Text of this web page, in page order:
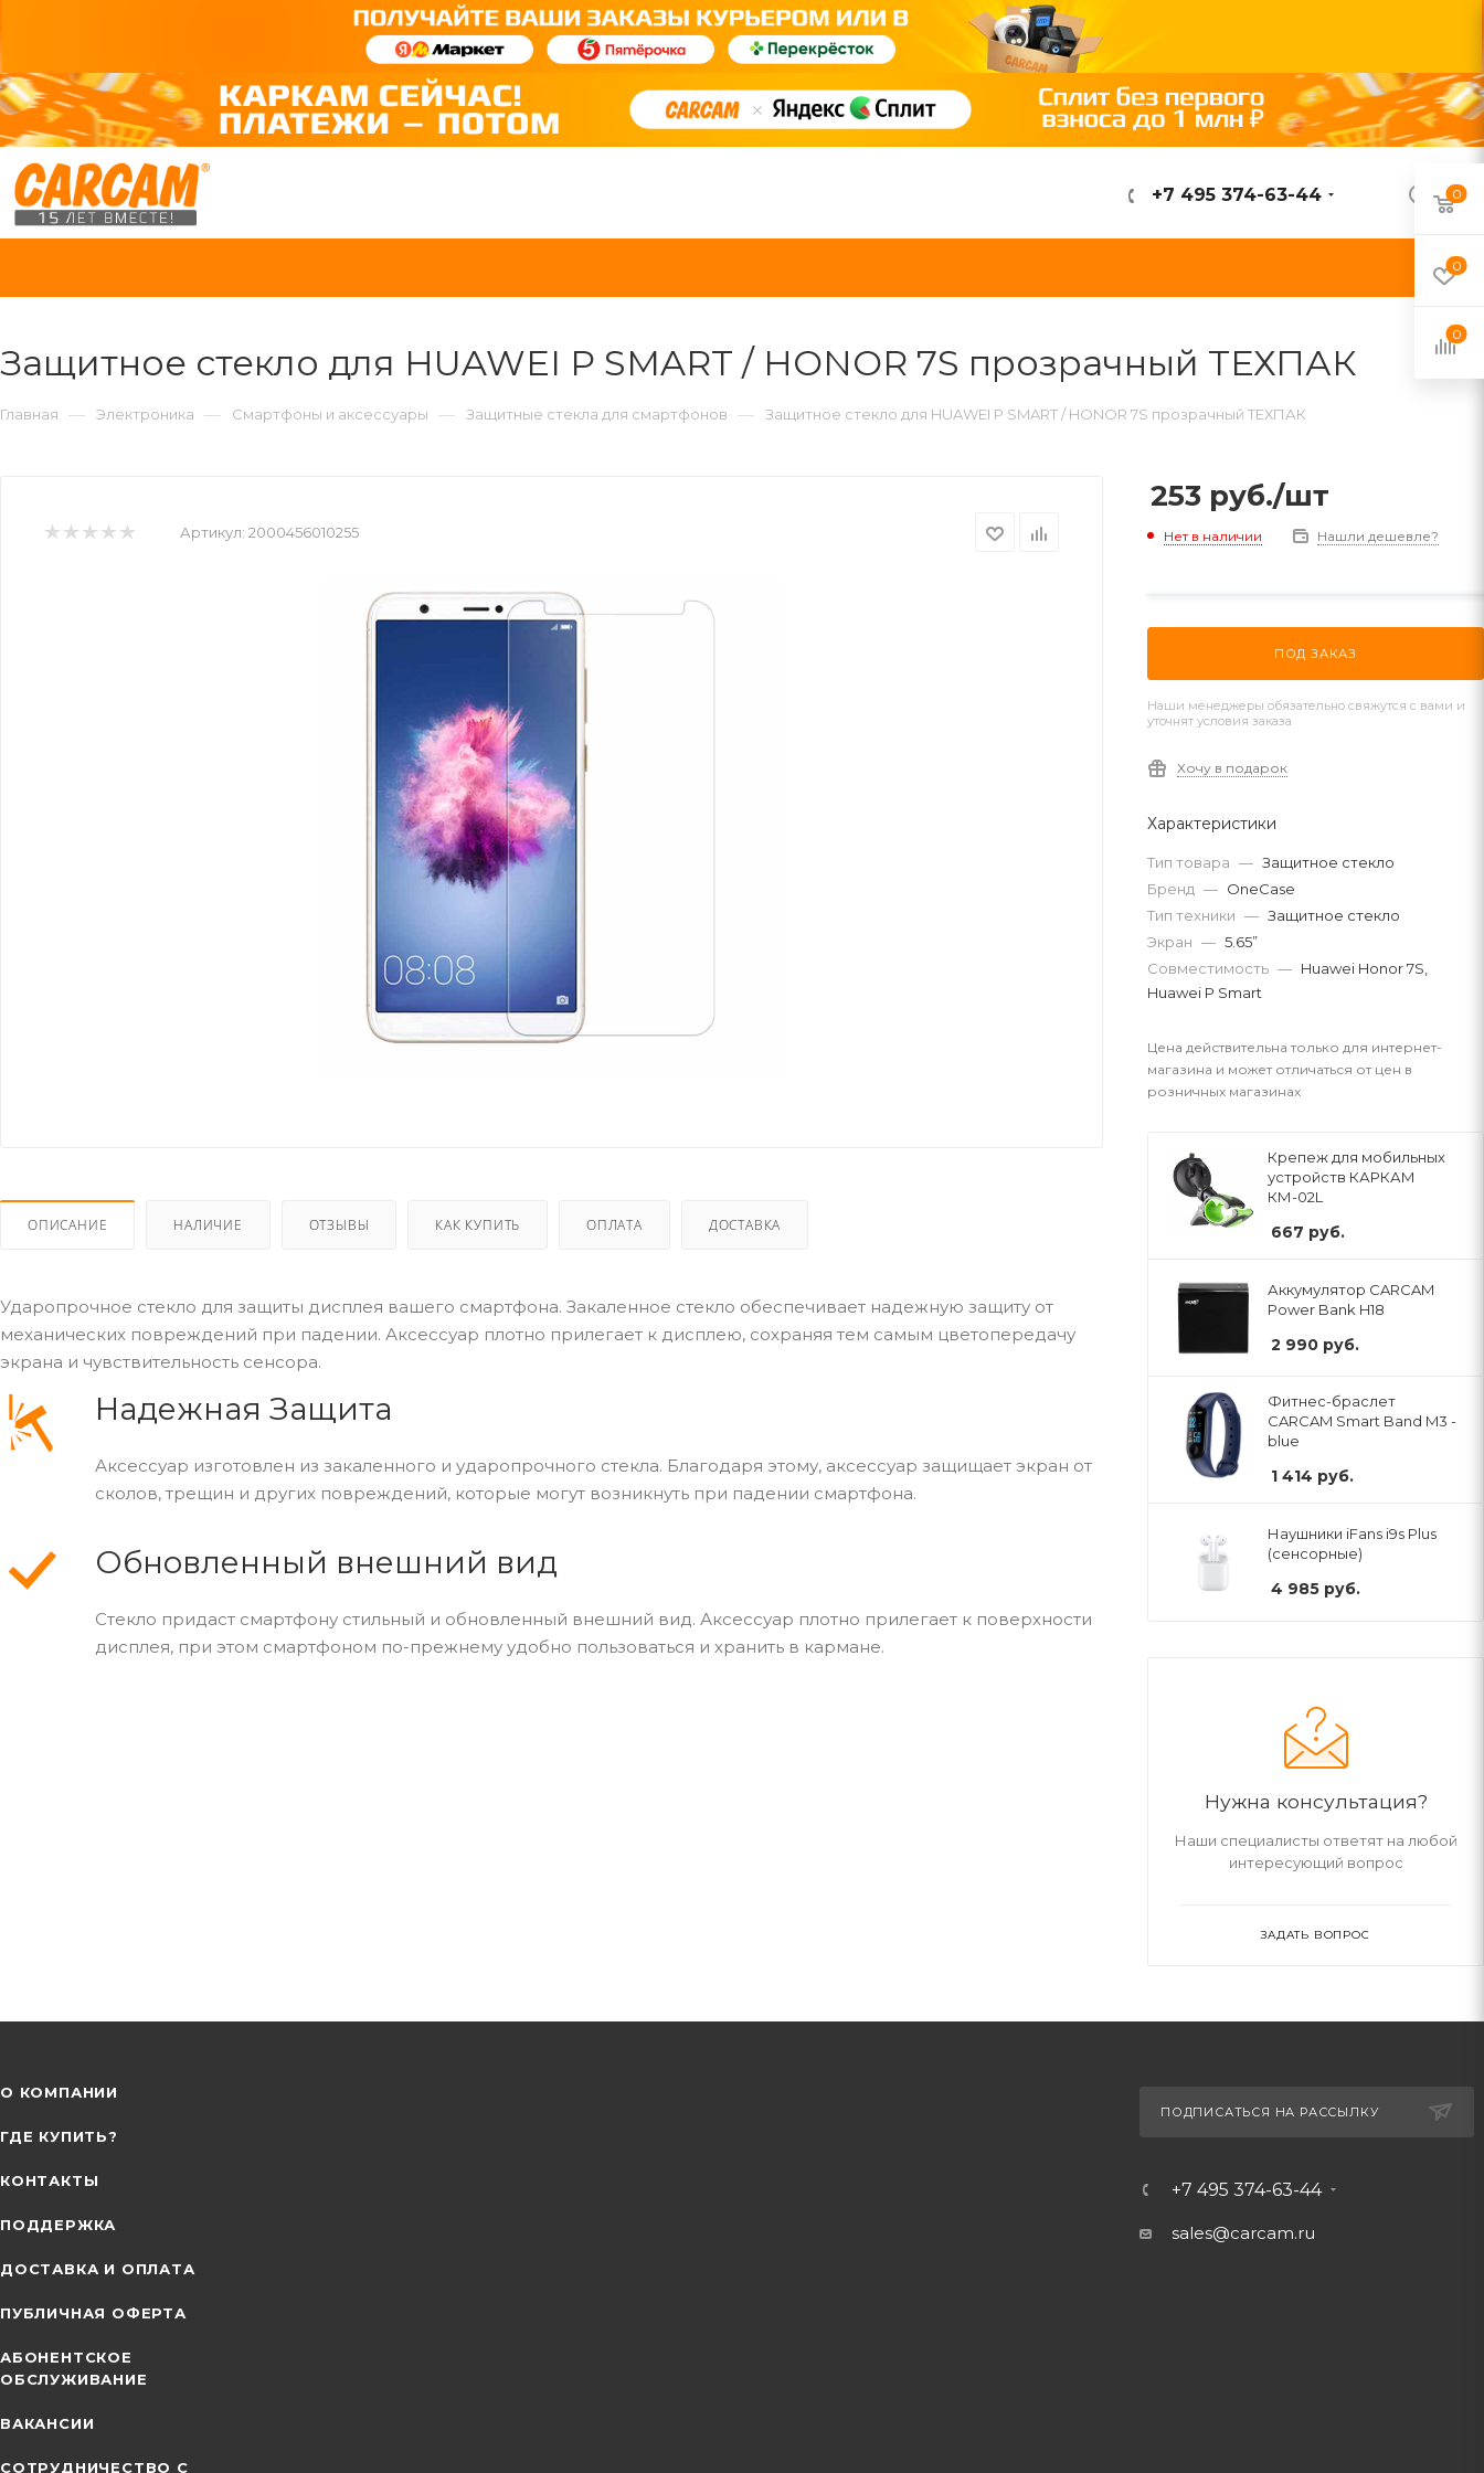
ВОЙТИ
+7 495 374-63-44
Защитное стекло для HUAWEI P SMART / HONOR 7S прозрачный ТЕХПАК
Главная — Электроника — Смартфоны и аксессуары — Защитные стекла для смартфонов — Защитное стекло для HUAWEI P SMART / HONOR 7S прозрачный ТЕХПАК
Артикул: 2000456010255
ОПИСАНИЕ НАЛИЧИЕ ОТЗЫВЫ КАК КУПИТЬ ОПЛАТА ДОСТАВКА
Ударопрочное стекло для защиты дисплея вашего смартфона. Закаленное стекло обеспечивает надежную защиту от
механических повреждений при падении. Аксессуар плотно прилегает к дисплею, сохраняя тем самым цветопередачу
экрана и чувствительность сенсора.
Надежная Защита
Аксессуар изготовлен из закаленного и ударопрочного стекла. Благодаря этому, аксессуар защищает экран от
сколов, трещин и других повреждений, которые могут возникнуть при падении смартфона.
Обновленный внешний вид
Стекло придаст смартфону стильный и обновленный внешний вид. Аксессуар плотно прилегает к поверхности
дисплея, при этом смартфоном по-прежнему удобно пользоваться и хранить в кармане.
253 руб./шт
Нет в наличии Нашли дешевле?
ПОД ЗАКАЗ
Наши менеджеры обязательно свяжутся с вами и
уточнят условия заказа
Хочу в подарок
Характеристики
Тип товара — Защитное стекло
Бренд — OneCase
Тип техники — Защитное стекло
Экран — 5.65”
Совместимость — Huawei Honor 7S,
Huawei P Smart
Цена действительна только для интернет-
магазина и может отличаться от цен в
розничных магазинах
Крепеж для мобильных
устройств КАРКАМ
КМ-02L
667 руб.
Аккумулятор CARCAM
Power Bank H18
2 990 руб.
Фитнес-браслет
CARCAM Smart Band M3 -
blue
1 414 руб.
Наушники iFans i9s Plus
(сенсорные)
4 985 руб.
Нужна консультация?
Наши специалисты ответят на любой
интересующий вопрос
ЗАДАТЬ ВОПРОС
О КОМПАНИИ
ГДЕ КУПИТЬ?
КОНТАКТЫ
ПОДДЕРЖКА
ДОСТАВКА И ОПЛАТА
ПУБЛИЧНАЯ ОФЕРТА
АБОНЕНТСКОЕ
ОБСЛУЖИВАНИЕ
ВАКАНСИИ
СОТРУДНИЧЕСТВО С
ПОДПИСАТЬСЯ НА РАССЫЛКУ
+7 495 374-63-44
sales@carcam.ru
0
0
0